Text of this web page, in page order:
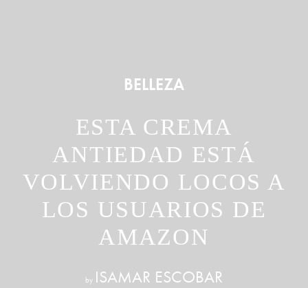
BELLEZA
ESTA CREMA
ANTIEDAD ESTÁ
VOLVIENDO LOCOS A
LOS USUARIOS DE
AMAZON
by ISAMAR ESCOBAR